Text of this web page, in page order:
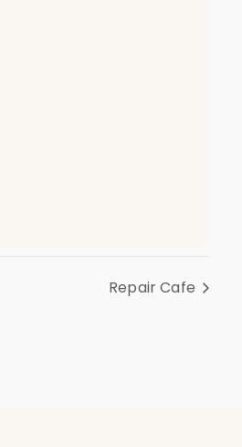
Repair Cafe